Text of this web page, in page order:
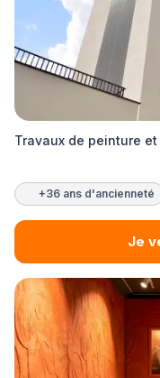
Travaux de peinture
+36 ans d'ancienneté
Je